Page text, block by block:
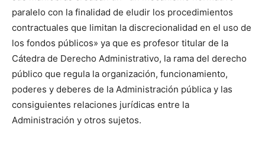
paralelo con la finalidad de eludir los procedimientos
contractuales que limitan la discrecionalidad en el uso de
los fondos públicos» ya que es profesor titular de la
Cátedra de Derecho Administrativo, la rama del derecho
público que regula la organización, funcionamiento,
poderes y deberes de la Administración pública y las
consiguientes relaciones jurídicas entre la
Administración y otros sujetos.